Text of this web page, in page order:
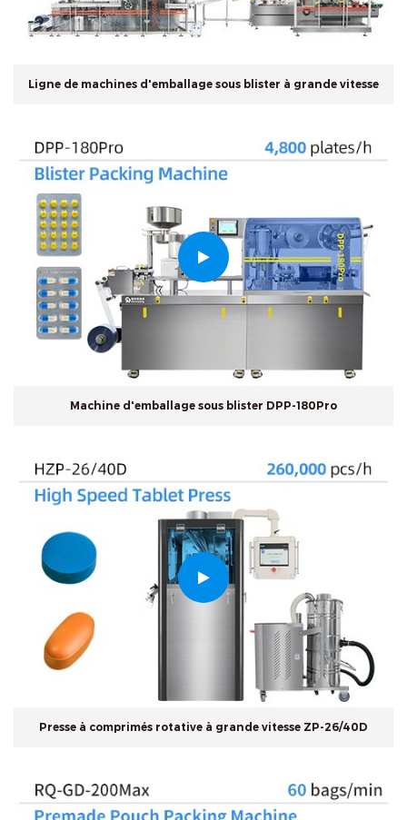
Ligne de machines d'emballage sous blister à grande vitesse
Machine d'emballage sous blister DPP-180Pro
Presse à comprimés rotative à grande vitesse ZP-26/40D